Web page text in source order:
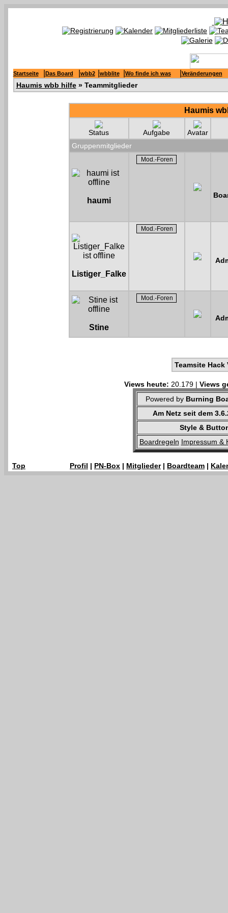
Startseite Das Board wbb2 wbblite Wo finde ich was Veränderungen
Haumis wbb hilfe» Teammitglieder
Haumis
Status Aufgabe
Avatar
Gruppenmitglieder
haumi
Listiger_Falke
Stine
Teamsite Hack
Views heute: 20.179 | Views
Powered by Burning
Am Netz seit dem
Style &
Boardregeln Impressum &
Top Profil | PN-Box | Mitglieder| Boardteam |